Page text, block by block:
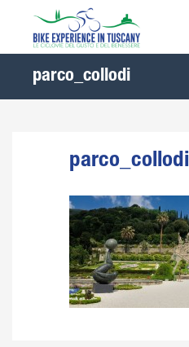
parco_collodi
parco_collodi